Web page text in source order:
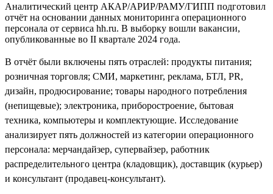
Аналитический центр АКАР/АРИР/РАМУ/ГИПП подготовил
отчёт на основании данных мониторинга операционного
персонала от сервиса hh.ru. В выборку вошли вакансии,
опубликованные во II квартале 2024 года.
В отчёт были включены пять отраслей: продукты питания;
розничная торговля; СМИ, маркетинг, реклама, БТЛ, PR,
дизайн, продюсирование; товары народного потребления
(непищевые); электроника, приборостроение, бытовая
техника, компьютеры и комплектующие. Исследование
анализирует пять должностей из категории операционного
персонала: мерчандайзер, супервайзер, работник
распределительного центра (кладовщик), доставщик (курьер)
и консультант (продавец-консультант).